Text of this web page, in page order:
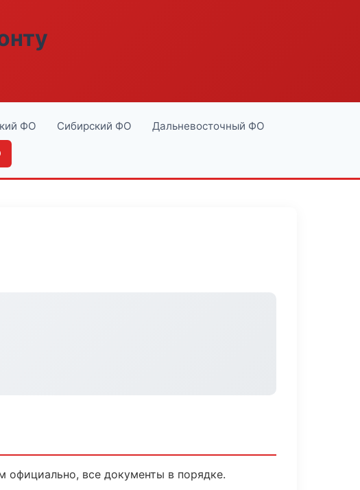
ФО Сибирский ФО Дальневосточный ФО
официально, все документы в порядке.